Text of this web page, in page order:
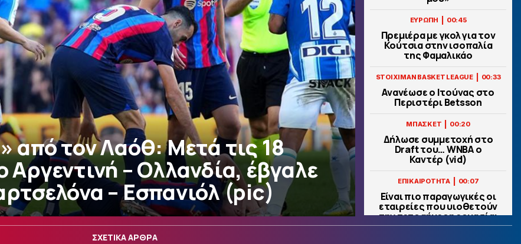
από τον Λαόθ: Μετά τις 18
Αργεντινή – Ολλανδία, έβγαλε
– Εσπανιόλ (pic)
ΕΥΡΩΠΗ 00:45
Πρεμιέρα με γκολ για τον
Κούτσια στην ισοπαλία
της Φαμαλικάο
STOIXIMAN BASKET LEAGUE 00:33
Ανανέωσε ο Ιτούνας στο
Περιστέρι Betsson
ΜΠΑΣΚΕΤ 00:20
Δήλωσε συμμετοχή στο
Draft του… WNBA ο
Καντέρ (vid)
ΕΠΙΚΑΙΡΟΤΗΤΑ 00:07
Είναι πιο παραγωγικές οι
εταιρείες που υιοθετούν
την τετραήμερη εργασία;
Μια νέα μελέτη δίνει
ΣΧΕΤΙΚΑ ΑΡΘΡΑ